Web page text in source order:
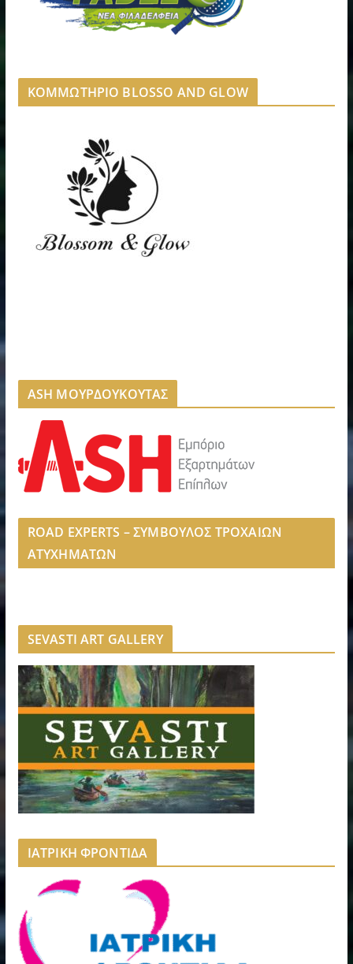
ΚΟΜΜΩΤΗΡΙΟ BLOSSO AND GLOW
ASH ΜΟΥΡΔΟΥΚΟΥΤΑΣ
ROAD EXPERTS – ΣΥΜΒΟΥΛΟΣ ΤΡΟΧΑΙΩΝ
ΑΤΥΧΗΜΑΤΩΝ
SEVASTI ART GALLERY
ΙΑΤΡΙΚΗ ΦΡΟΝΤΙΔΑ